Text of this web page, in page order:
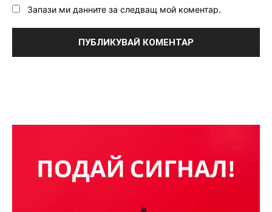
Запази ми данните за следващ мой коментар.